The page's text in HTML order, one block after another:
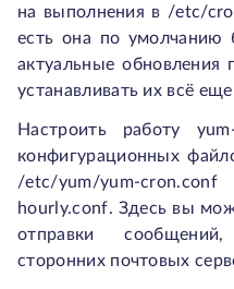
на выполнения в /etc/
есть она по умолчанию
актуальные обновления
устанавливать их всё
Настроить работу
конфигурационных
/etc/yum/yum-
hourly.conf. Здесь вы
отправки
сторонних почтовых